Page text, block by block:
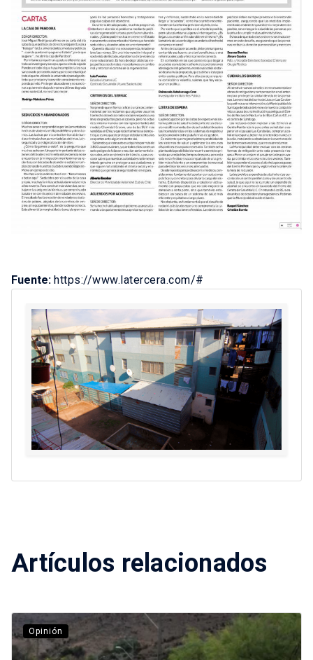
Fuente: https://www.latercera.com/#
Artículos relacionados
Opinión